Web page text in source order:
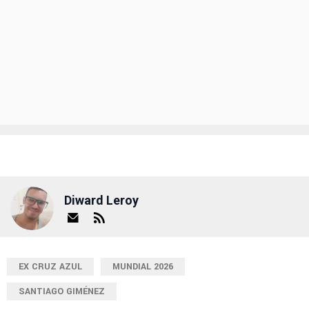
Diward Leroy
EX CRUZ AZUL
MUNDIAL 2026
SANTIAGO GIMÉNEZ